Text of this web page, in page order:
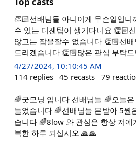
👏🏻선배님들 아니이게 무슨일입니
수 있는 디젠팁이 생기다니요 👏🏻
않고는 잠을잘수 없습니다 👏🏻선
드리겠습니다 👏🏻많은 관심 부탁
4/27/2024, 10:10:45 AM
114 replies 45 recasts 79
🌈굿모닝 입니다 선배님들 🌈오늘
들었습니다 🌈선배님들 본받아 5월
습니다 🌈8low 와 관심은 항상 저에
복한 하루 되십시오 🙏🙏